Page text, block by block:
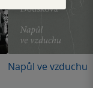
Napůl ve vzduchu